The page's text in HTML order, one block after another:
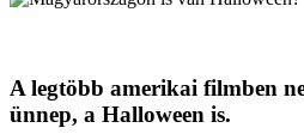
A legtöbb amerikai filmben
ünnep, a Halloween is.